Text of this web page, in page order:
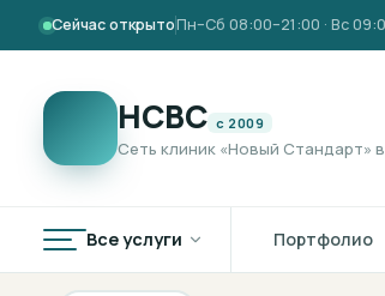
Сейчас открытоПн–Сб 08:00–21:00 · Вс
НСВС с 2009
Сеть клиник «Новый Стандарт»
Все услуги Портфолио